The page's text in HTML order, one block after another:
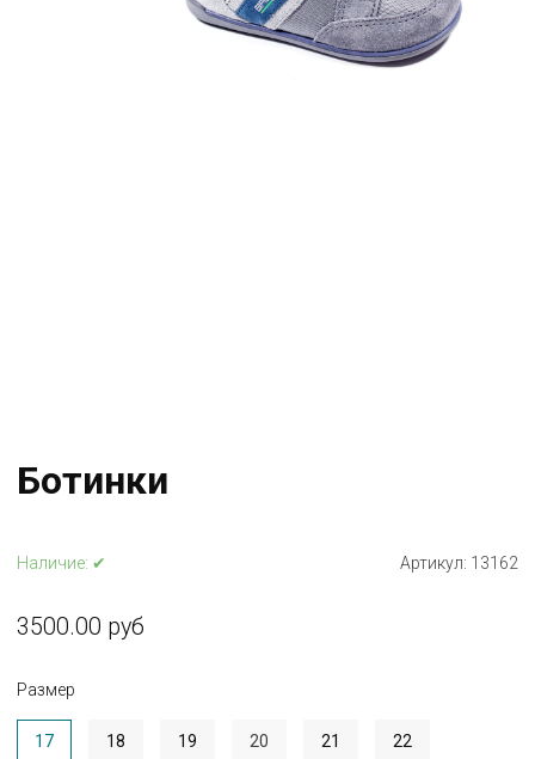
Ботинки
Наличие: ✔ Артикул: 13162
3500.00 руб
Размер
17 18 19 20 21 22